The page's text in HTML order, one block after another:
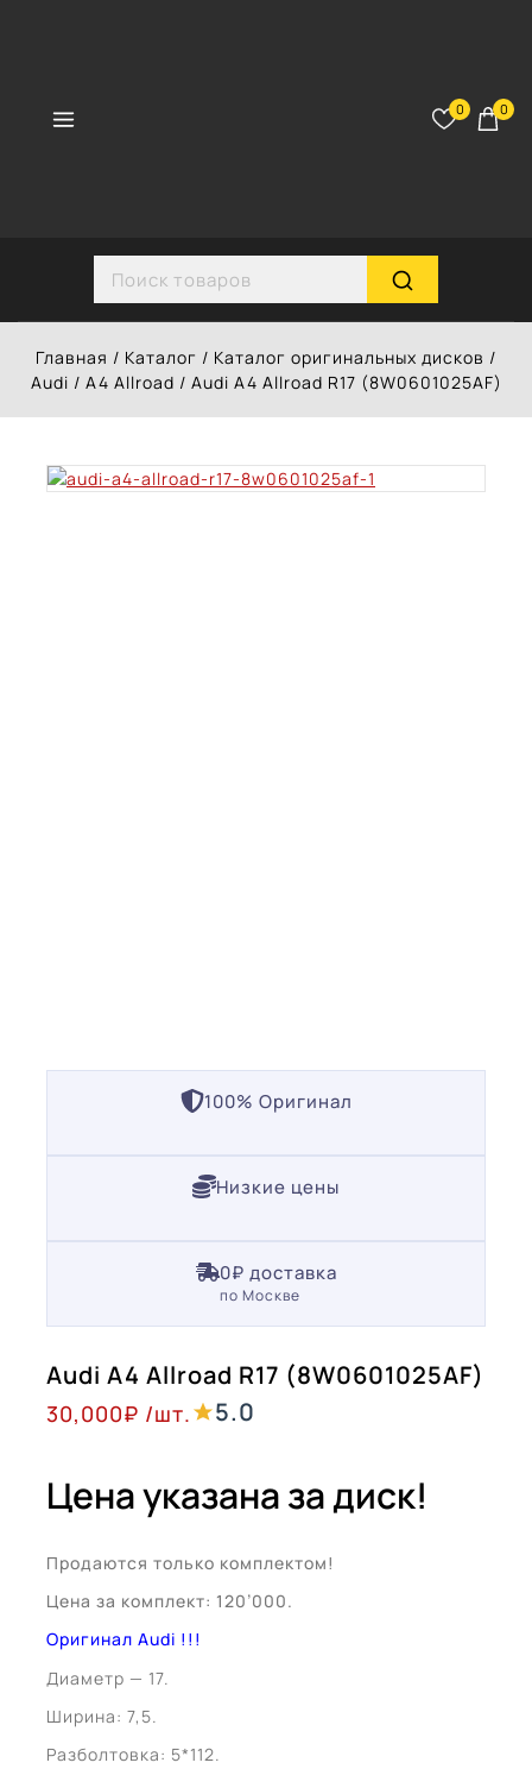
0 0
Главная / Каталог / Каталог оригинальных дисков /
Audi / A4 Allroad / Audi A4 Allroad R17 (8W0601025AF)
100% Оригинал
Низкие цены
0₽ доставка
по Москве
Audi A4 Allroad R17 (8W0601025AF)
30,000₽ /шт. 5.0
Цена указана за диск!
Продаются только комплектом!
Цена за комплект: 120’000.
Оригинал Audi !!!
Диаметр — 17.
Ширина: 7,5.
Разболтовка: 5*112.